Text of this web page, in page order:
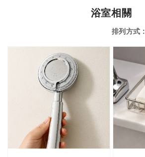
浴室相關
排列方式 :